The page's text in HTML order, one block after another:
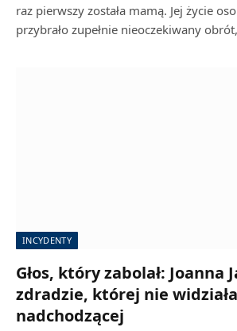
raz pierwszy została mamą. Jej życie
przybrało zupełnie nieoczekiwany
INCYDENTY
Głos, który zabolał: Joanna
zdradzie, której nie widziała
nadchodzącej